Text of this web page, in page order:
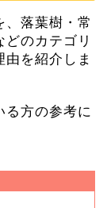
、落葉樹・常
のカテゴリ
を紹介しま
る方の参考に